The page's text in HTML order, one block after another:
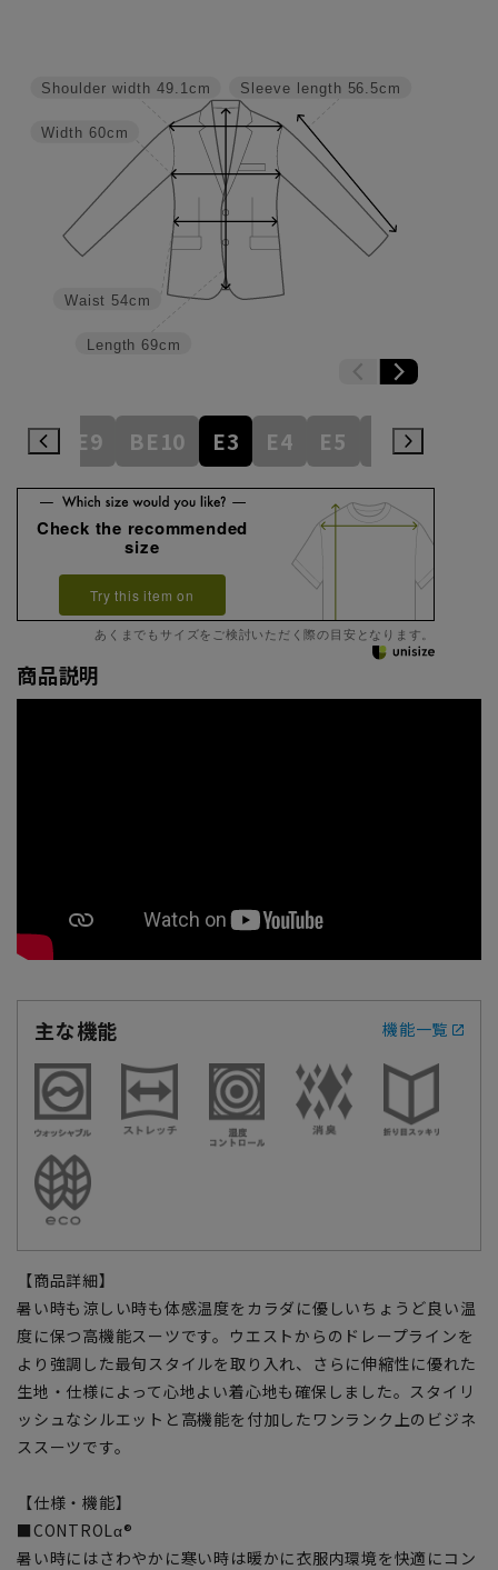
Sleeve length 56.5cm
Length 69cm
Waist 54cm
Width 60cm
Shoulder width 49.1cm
BE9 BE10 E3 E4 E5 E6
Check the recommended
size
Try this item on
あくまでもサイズをご検討いただく際の目安となります。
商品説明
主な機能 機能一覧
【商品詳細】
暑い時も涼しい時も体感温度をカラダに優しいちょうど良い温
度に保つ高機能スーツです。ウエストからのドレープラインを
より強調した最旬スタイルを取り入れ、さらに伸縮性に優れた
生地・仕様によって心地よい着心地も確保しました。スタイリ
ッシュなシルエットと高機能を付加したワンランク上のビジネ
ススーツです。
【仕様・機能】
■CONTROLα®
暑い時にはさわやかに寒い時は暖かに衣服内環境を快適にコン